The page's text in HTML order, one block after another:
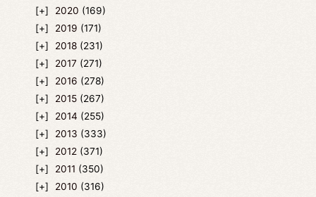
2020 (169)
2019 (171)
2018 (231)
2017 (271)
2016 (278)
2015 (267)
2014 (255)
2013 (333)
2012 (371)
2011 (350)
2010 (316)